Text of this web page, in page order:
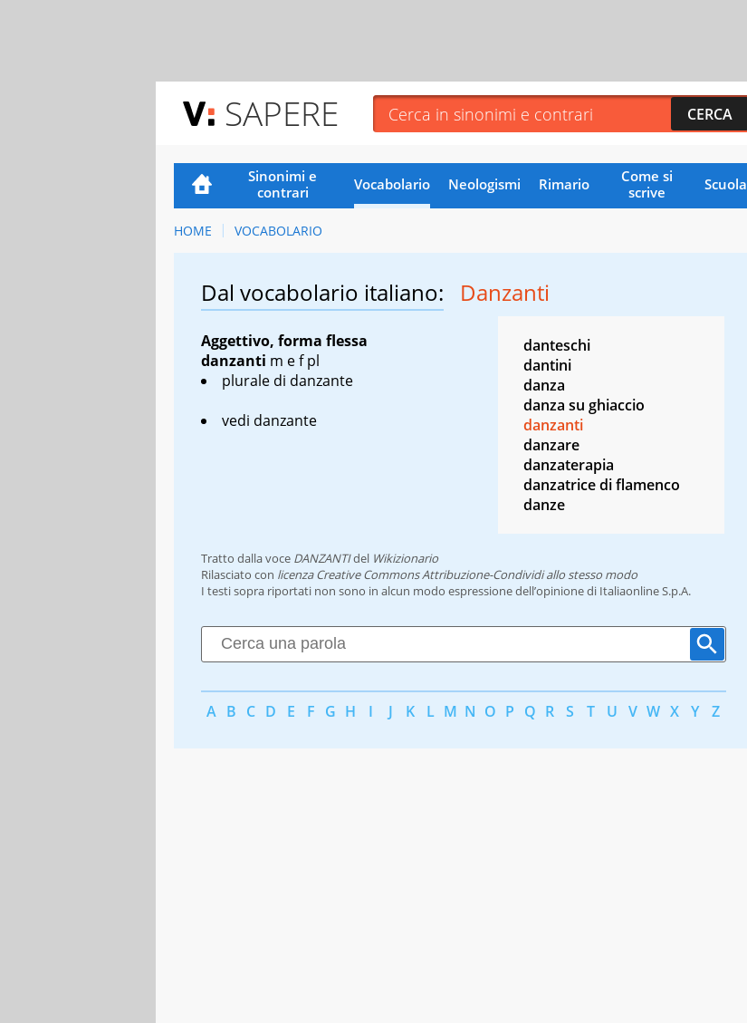
SAPERE
Sinonimi e
contrari
Vocabolario Neologismi Rimario
Come si
scrive
Scuola
HOME VOCABOLARIO
Dal vocabolario italiano: Danzanti
Aggettivo, forma flessa
danzanti m e f pl
plurale di danzante
vedi danzante
danteschi
dantini
danza
danza su ghiaccio
danzanti
danzare
danzaterapia
danzatrice di flamenco
danze
Tratto dalla voce DANZANTIdel Wikizionario
Rilasciato con licenza Creative Commons Attribuzione-Condividi allo stesso modo
I testi sopra riportati non sono in alcun modo espressione dell’opinione di Italiaonline S.p.A.
A B C D E F G H I J K L M N O P Q R S T U V W X Y Z